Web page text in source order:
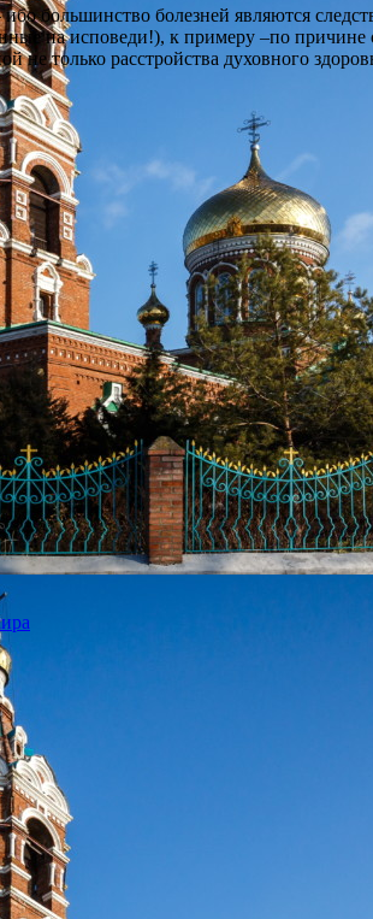
большинство болезней являются
на исповеди!), к примеру –по причине
только расстройства духовного